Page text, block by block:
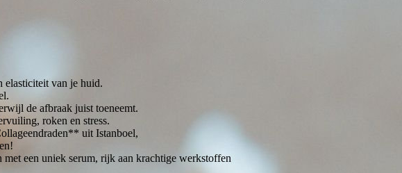
elasticiteit van je huid.
de afbraak juist toeneemt.
roken en stress.
uit Istanboel,
een uniek serum, rijk aan krachtige werkstoffen